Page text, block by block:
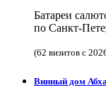
Батареи
по Санкт-
(62 визитов с
Винный дом